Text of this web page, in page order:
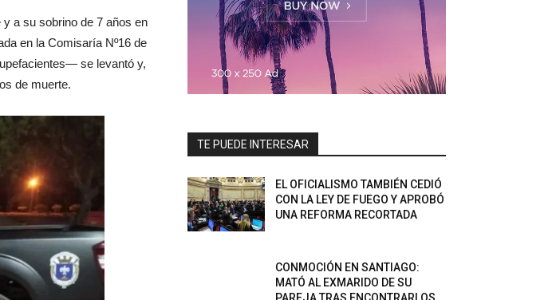
a su sobrino de 7 años en
en la Comisaría Nº16 de
se levantó y,
de muerte.
TE PUEDE INTERESAR
EL OFICIALISMO TAMBIÉN CEDIÓ
CON LA LEY DE FUEGO Y APROBÓ
UNA REFORMA RECORTADA
CONMOCIÓN EN SANTIAGO:
MATÓ AL EXMARIDO DE SU